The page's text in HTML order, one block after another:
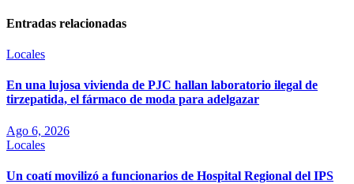
Entradas relacionadas
Locales
En una lujosa vivienda de PJC hallan laboratorio ilegal de
tirzepatida, el fármaco de moda para adelgazar
Ago 6, 2026
Locales
Un coatí movilizó a funcionarios de Hospital Regional del IPS